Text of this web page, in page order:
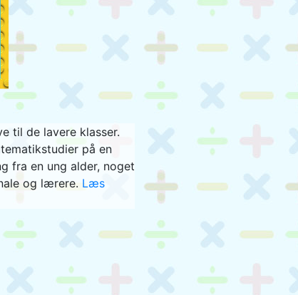
til de lavere klasser.
på en
fra en ung alder, noget
og lærere. Læs